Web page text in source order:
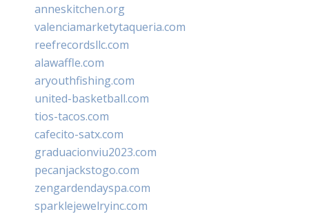
anneskitchen.org
valenciamarketytaqueria.com
reefrecordsllc.com
alawaffle.com
aryouthfishing.com
united-basketball.com
tios-tacos.com
cafecito-satx.com
graduacionviu2023.com
pecanjackstogo.com
zengardendayspa.com
sparklejewelryinc.com